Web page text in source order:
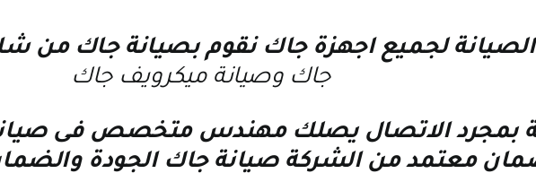
لجميع اجهزة جاك نقوم بصيانة جاك من
جاك وصيانة ميكرويف جاك
بمجرد الاتصال يصلك مهندس متخصص فى
معتمد من الشركةصيانة جاك الجودة